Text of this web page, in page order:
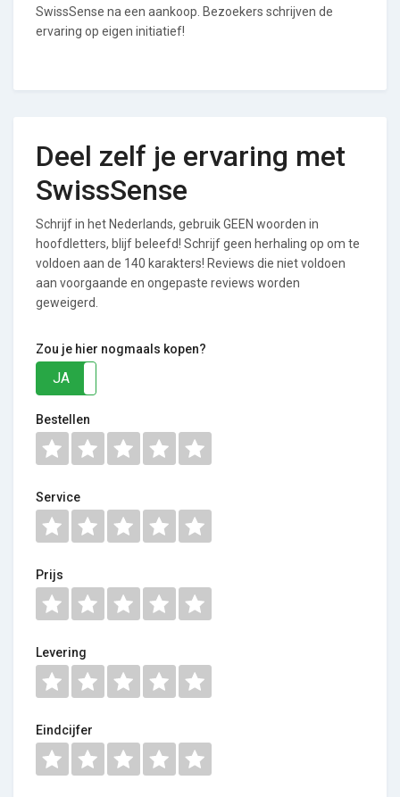
SwissSense na een aankoop. Bezoekers schrijven de
ervaring op eigen initiatief!
Deel zelf je ervaring met
SwissSense
Schrijf in het Nederlands, gebruik GEEN woorden in
hoofdletters, blijf beleefd! Schrijf geen herhaling op om te
voldoen aan de 140 karakters! Reviews die niet voldoen
aan voorgaande en ongepaste reviews worden
geweigerd.
Zou je hier nogmaals kopen?
JA
Bestellen
Service
Prijs
Levering
Eindcijfer